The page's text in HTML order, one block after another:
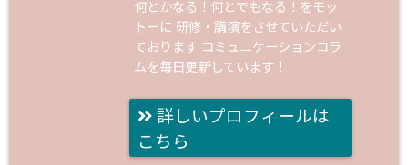
何とかなる！何とでもなる！をモッ
トーに 研修・講演をさせていただい
ております コミュニケーションコラ
ムを毎日更新しています！
詳しいプロフィールは
こちら